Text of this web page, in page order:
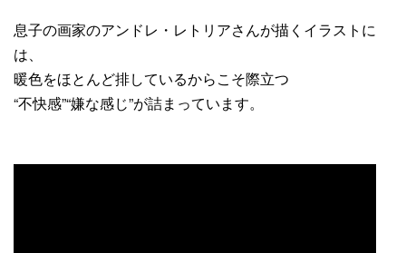
息子の画家のアンドレ・レトリアさんが描くイラストに
は、
暖色をほとんど排しているからこそ際立つ
“不快感”“嫌な感じ”が詰まっています。